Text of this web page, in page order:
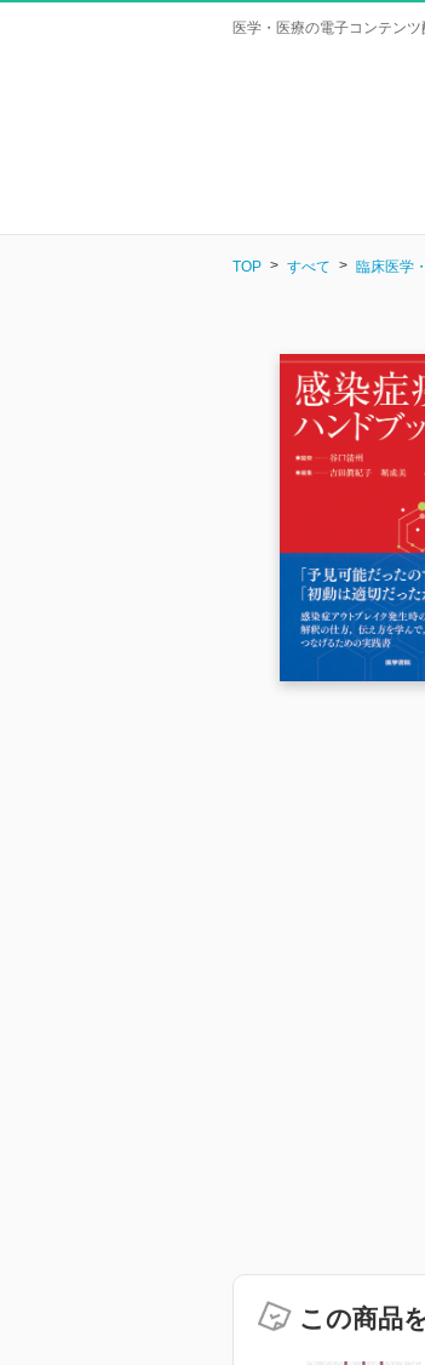
医学・医療の電子コンテン
TOP すべて 臨床医学
この商品